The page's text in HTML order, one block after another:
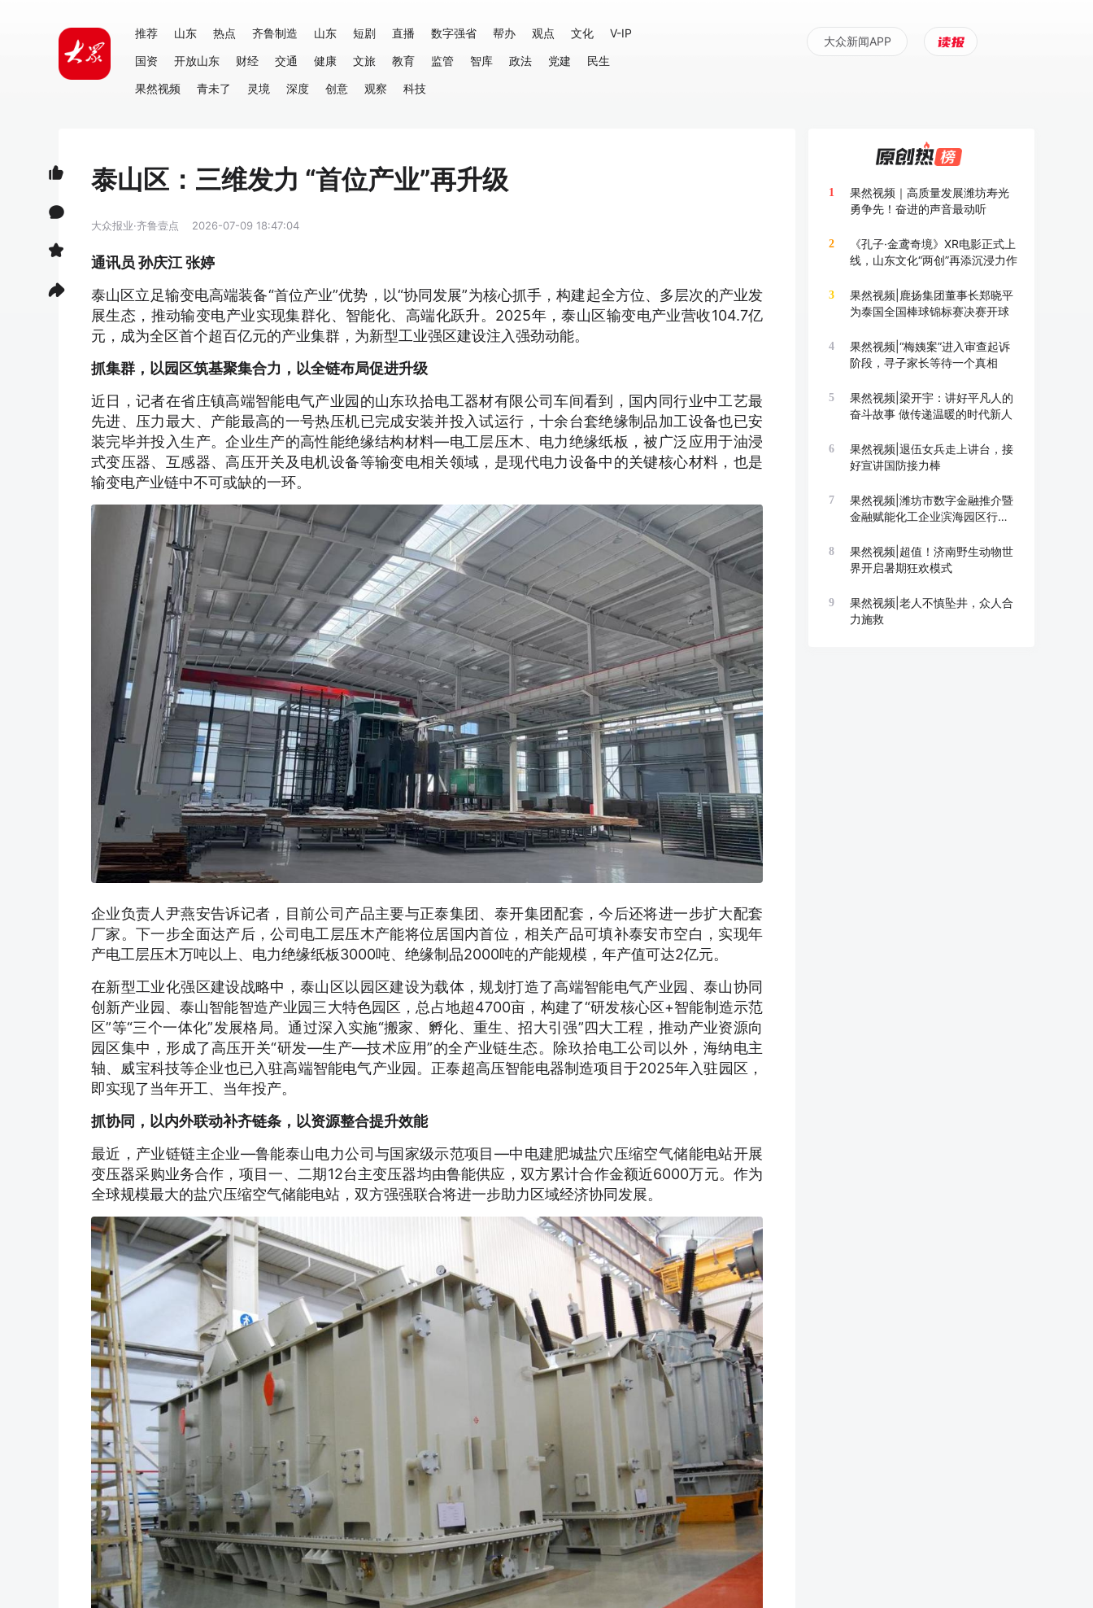
推荐 山东 热点 齐鲁制造 山东 短剧 直播 数字强省 帮办 观点 文化
V-IP
国资
开放山东 财经 交通 健康 文旅 教育 监管 智库 政法 党建
民生
果然视频
青未了 灵境 深度 创意 观察 科技
大众新闻APP
泰山区：三维发力 “首位产业”再升级
大众报业·齐鲁壹点 2026-07-09 18:47:04
通讯员 孙庆江 张婷
泰山区立足输变电高端装备“首位产业”优势，以“协同发展”为核心抓手，构建起全方位、多层次的产业发
展生态，推动输变电产业实现集群化、智能化、高端化跃升。2025年，泰山区输变电产业营收104.7亿
元，成为全区首个超百亿元的产业集群，为新型工业强区建设注入强劲动能。
抓集群，以园区筑基聚集合力，以全链布局促进升级
近日，记者在省庄镇高端智能电气产业园的山东玖拾电工器材有限公司车间看到，国内同行业中工艺最
先进、压力最大、产能最高的一号热压机已完成安装并投入试运行，十余台套绝缘制品加工设备也已安
装完毕并投入生产。企业生产的高性能绝缘结构材料—电工层压木、电力绝缘纸板，被广泛应用于油浸
式变压器、互感器、高压开关及电机设备等输变电相关领域，是现代电力设备中的关键核心材料，也是
输变电产业链中不可或缺的一环。
企业负责人尹燕安告诉记者，目前公司产品主要与正泰集团、泰开集团配套，今后还将进一步扩大配套
厂家。下一步全面达产后，公司电工层压木产能将位居国内首位，相关产品可填补泰安市空白，实现年
产电工层压木万吨以上、电力绝缘纸板3000吨、绝缘制品2000吨的产能规模，年产值可达2亿元。
在新型工业化强区建设战略中，泰山区以园区建设为载体，规划打造了高端智能电气产业园、泰山协同
创新产业园、泰山智能智造产业园三大特色园区，总占地超4700亩，构建了“研发核心区+智能制造示范
区”等“三个一体化”发展格局。通过深入实施“搬家、孵化、重生、招大引强”四大工程，推动产业资源向
园区集中，形成了高压开关“研发—生产—技术应用”的全产业链生态。除玖拾电工公司以外，海纳电主
轴、威宝科技等企业也已入驻高端智能电气产业园。正泰超高压智能电器制造项目于2025年入驻园区，
即实现了当年开工、当年投产。
抓协同，以内外联动补齐链条，以资源整合提升效能
最近，产业链链主企业—鲁能泰山电力公司与国家级示范项目—中电建肥城盐穴压缩空气储能电站开展
变压器采购业务合作，项目一、二期12台主变压器均由鲁能供应，双方累计合作金额近6000万元。作为
全球规模最大的盐穴压缩空气储能电站，双方强强联合将进一步助力区域经济协同发展。
1
果然视频｜高质量发展潍坊寿光
勇争先！奋进的声音最动听
2
《孔子·金鸢奇境》XR电影正式上
线，山东文化“两创”再添沉浸力作
3
果然视频|鹿扬集团董事长郑晓平
为泰国全国棒球锦标赛决赛开球
4
果然视频|“梅姨案”进入审查起诉
阶段，寻子家长等待一个真相
5
果然视频|梁开宇：讲好平凡人的
奋斗故事 做传递温暖的时代新人
6
果然视频|退伍女兵走上讲台，接
好宣讲国防接力棒
7
果然视频|潍坊市数字金融推介暨
金融赋能化工企业滨海园区行举
8
果然视频|超值！济南野生动物世
界开启暑期狂欢模式
9
果然视频|老人不慎坠井，众人合
力施救